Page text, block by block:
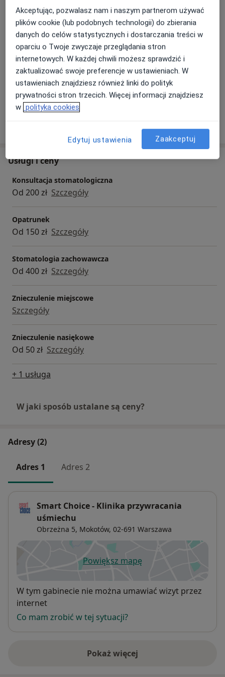
Główne obszary pomocy
Afta
Ból stawu skroniowo-żuchwowego
Ból zęba
Bruksizm Choroby dziąseł
Pacjenci których przyjmuję
Dorośli (Tylko pod niektórymi adresami)
Dzieci (Tylko pod niektórymi adresami)
o doświadczeniu
Usługi i ceny
Konsultacja stomatologiczna
Od 200 zł Szczegóły
Opatrunek
Od 150 zł Szczegóły
Stomatologia zachowawcza
Od 400 zł Szczegóły
Znieczulenie miejscowe
Szczegóły
Znieczulenie nasiękowe
Od 50 zł Szczegóły
+ 1 usługa
W jaki sposób ustalane są ceny?
Adresy (2)
Adres 1 Adres 2
Smart Choice - Klinika przywracania
uśmiechu
Obrzeżna 5, Mokotów, 02-691 Warszawa
Powiększ mapęotwiera się w nowej karcie
Dostępność
W tym gabinecie nie można umawiać wizyt przez
internet
Co mam zrobić w tej sytuacji?
Pokaż więcej
o adresie
Akceptując, pozwalasz nam i naszym partnerom używać
plików cookie (lub podobnych technologii) do zbierania
danych do celów statystycznych i dostarczania treści w
oparciu o Twoje zwyczaje przeglądania stron
internetowych. W każdej chwili możesz sprawdzić i
zaktualizować swoje preferencje w ustawieniach. W
ustawieniach znajdziesz również linki do polityk
prywatności stron trzecich. Więcej informacji znajdziesz
w polityka cookies
Edytuj ustawienia Zaakceptuj